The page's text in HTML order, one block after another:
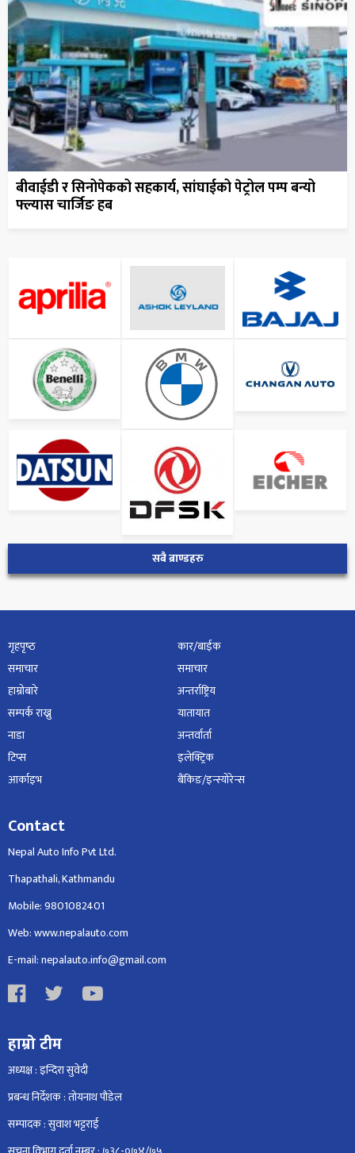
बीवाईडी र सिनोपेकको सहकार्य, सांघाईको पेट्रोल पम्प बन्यो
फ्ल्यास चार्जिङ हब
सबै ब्राण्डहरु
गृहपृष्‍ठ
समाचार
हाम्रोबारे
सम्पर्क राख्नु
नाडा
टिप्स
आर्काइभ
कार/बाईक
समाचार
अन्तर्राष्ट्रिय
यातायात
अन्तर्वार्ता
इलेक्ट्रिक
बैंकिङ/इन्स्योरेन्स
Contact
Nepal Auto Info Pvt Ltd.
Thapathali, Kathmandu
Mobile: 9801082401
Web: www.nepalauto.com
E-mail: nepalauto.info@gmail.com
हाम्रो टीम
अध्यक्ष : इन्दिरा सुवेदी
प्रबन्ध निर्देशक : तोयनाथ पौडेल
सम्पादक : सुवाश भट्टराई